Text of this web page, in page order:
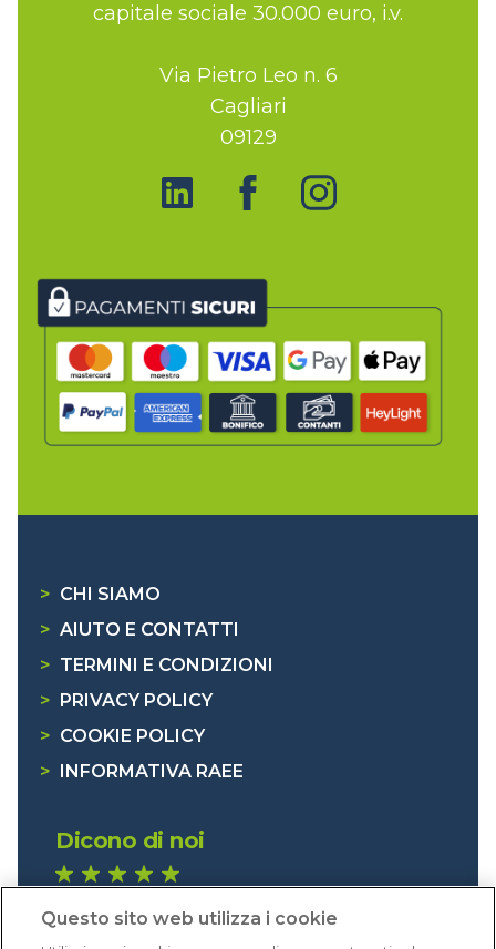
capitale sociale 30.000 euro, i.v.
Via Pietro Leo n. 6
Cagliari
09129
> CHI SIAMO
> AIUTO E CONTATTI
> TERMINI E CONDIZIONI
> PRIVACY POLICY
> COOKIE POLICY
> INFORMATIVA RAEE
Dicono di noi
Eccellente (4,8)
Questo sito web utilizza i cookie